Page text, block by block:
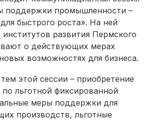
поддержки промышленности –
быстрого роста». На ней
развития Пермского
о действующих мерах
возможностях для бизнеса.
этой сессии – приобретение
льготной фиксированной
меры поддержки для
производств, льготные